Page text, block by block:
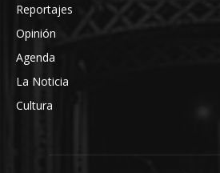
Reportajes
Opinión
Agenda
La Noticia
Cultura